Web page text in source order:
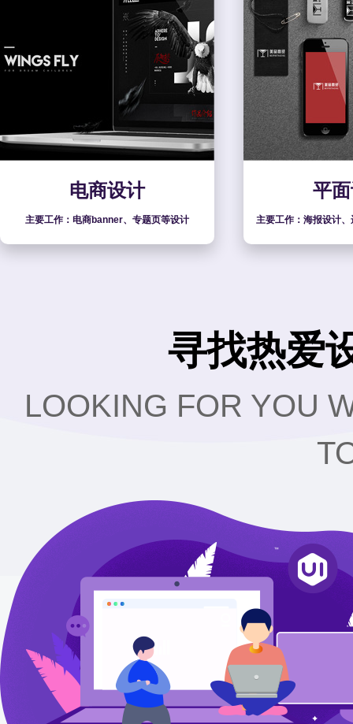
电商设计
主要工作：电商banner、专题页等设计
平
主要工作：海报设计
寻找热爱
LOOKING FOR YOU